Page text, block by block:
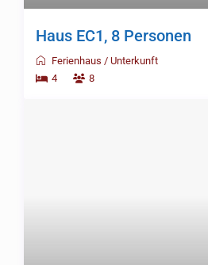
Haus EC1, 8 Personen
Ferienhaus /Unterkunft
4
8